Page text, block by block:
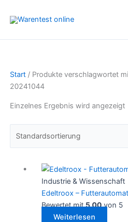
Inhalt
Start / Produkte verschlagwortet
20241044
Einzelnes Ergebnis wird angezeigt
Industrie & Wissenschaft
Edeltroox –
Bewertet mit5.00von 5
Weiterlesen